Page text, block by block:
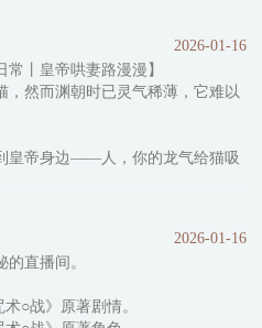
儿子养成了小少爷，他却把人家
这样想的。
气的小少爷拖着个大行李箱，箱
2026-01-16
常丨皇帝哄妻路漫漫】
，然而渊朝时已灵气稀薄，它难以
皇帝身边——人，你的龙气给猫吸
越快。
变成神兽啦！
青睡觉他就在胸口踩奶，楚衔青喜
嗯？
看着底下的帽子脑袋，忽然被捧到
前
2026-01-16
直播间。
○战》原著剧情。